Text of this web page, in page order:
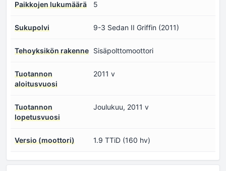
Paikkojen lukumäärä 5
Sukupolvi 9-3 Sedan II Griffin (2011)
Tehoyksikön rakenne Sisäpolttomoottori
Tuotannon
aloitusvuosi
2011 v
Tuotannon
lopetusvuosi
Joulukuu, 2011 v
Versio (moottori) 1.9 TTiD (160 hv)